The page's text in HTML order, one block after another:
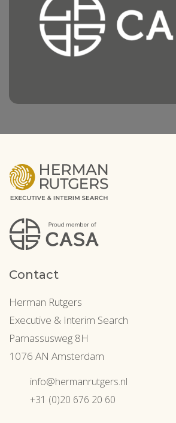
Contact
Herman Rutgers
Executive & Interim Search
Parnassusweg 8H
1076 AN Amsterdam
info@hermanrutgers.nl
+31 (0)20 676 20 60